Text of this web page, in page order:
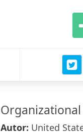
Autor: United